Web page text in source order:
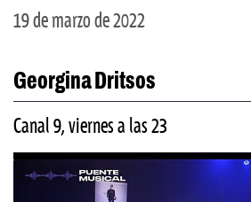
19 de marzo de 2022
Georgina Dritsos
Canal 9, viernes a las 23